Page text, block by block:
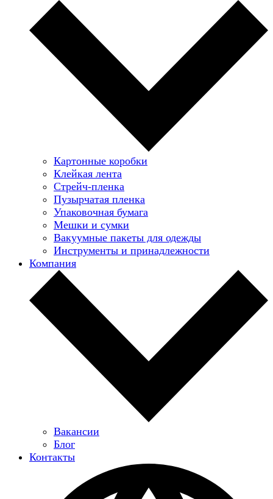
Картонные коробки
Клейкая лента
Стрейч-пленка
Пузырчатая пленка
Упаковочная бумага
Мешки и сумки
Вакуумные пакеты для одежды
Инструменты и принадлежности
Компания
Вакансии
Блог
Контакты